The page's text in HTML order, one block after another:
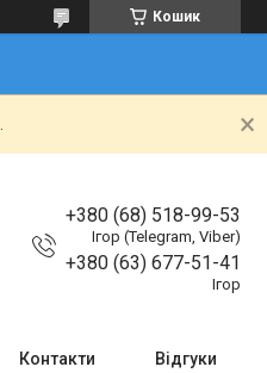
Кошик
+380 (68) 518-99-53
Ігор (Telegram, Viber)
+380 (63) 677-51-41
Ігор
Контакти Відгуки